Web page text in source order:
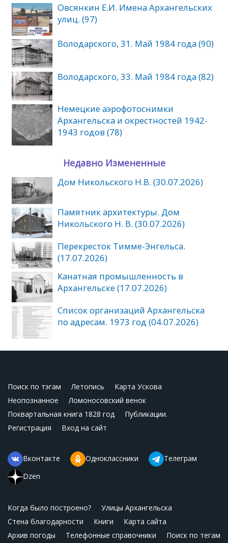
Овсянкин Е.И. Имена Архангельских
улиц. (97)
Володарского, 31. Май 1984 года (90)
Володарского, 33. Май 1984 года (82)
Немецкие аэрофотоснимки
Архангельска и окрестностей 1942-
1943 годов (78)
Недавно Измененные
Дом Никольского Н.В. (30.07.2026)
Памятник архитектуры. Дом
Никольского Н. В. (30.07.2026)
Перекресток Тимме-Энгельса.
(17.07.2026)
Канатная промышленность в
Архангельске (17.07.2026)
Список организаций Архангельска
по адресам. 1973 год (04.07.2026)
Поиск по тэгам Летопись
Карта Ускова
Неопознанное
Ломоносовский венок
Поквартальная книга 1828 год
Публикации.
Регистрация
Вход на сайт
Вконтакте Одноклассники
Телеграм
Dzen
Когда было построено?
Улицы Архангельска
Стена благодарности
Книги
Карта сайта
Архив погоды
Телефонные справочники Поиск по тегам